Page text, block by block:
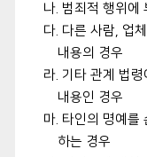
나. 범죄적 행위에
다. 다른 사람, 업
내용의 경우
라. 기타 관계 법
내용인 경우
마. 타인의 명예를
하는 경우